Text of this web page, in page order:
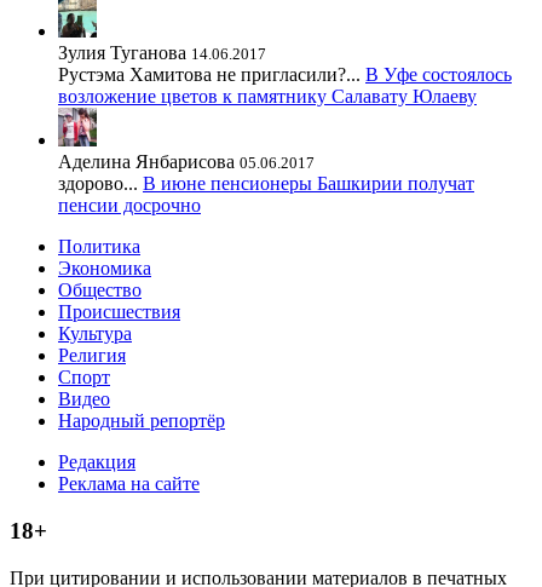
Зулия Туганова 14.06.2017
Рустэма Хамитова не пригласили?... В Уфе состоялось
возложение цветов к памятнику Салавату Юлаеву
Аделина Янбарисова 05.06.2017
здорово... В июне пенсионеры Башкирии получат
пенсии досрочно
Политика
Экономика
Общество
Происшествия
Культура
Религия
Спорт
Видео
Народный репортёр
Редакция
Реклама на сайте
18+
При цитировании и использовании материалов в печатных